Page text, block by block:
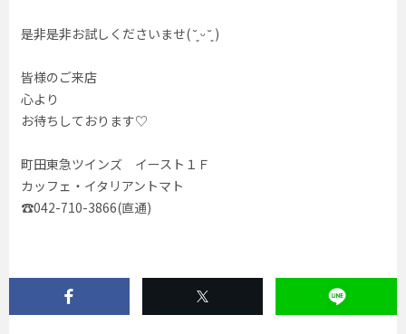
是非是非お試しくださいませ( ˘͈ ᵕ ˘͈ )
皆様のご来店
心より
お待ちしております♡
町田東急ツインズ イースト１Ｆ
カッフェ・イタリアントマト
☎︎042-710-3866(直通)